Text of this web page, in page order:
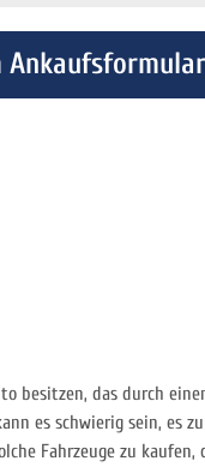
Ankaufsformular
besitzen, das durch
es schwierig sein, es
Fahrzeuge zu